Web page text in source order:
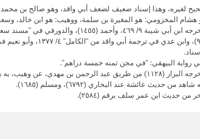
لغيره، وهذا إسناد ضعيف لضعف أبي واقد، وهو صالح بن محمد
هشام المخزومي: هو المغيرة بن سلمة، ووهيب: هو ابن خالد،
رواية البيهقي: "في مجن ثمنه خمسة دراهم".
عبد الرحمن بن مهدي، عن وهيب، به بلفظ: "تقطع اليد في ربع دينار"، وابن مهدي يرويه أيضا بلفظ الجماعة، وهو المحفوظ.
شاهد من حديث عائشة عند البخاري (٦٧٩٢)، ومسلم (١٦٨٥).
من حديث ابن عمر سلف برقم (٢٥٨٤).